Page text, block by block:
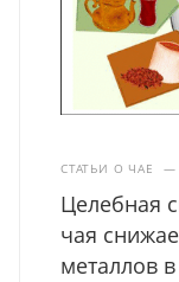
СТАТЬИ О ЧАЕ —
Целебная
чая
металлов